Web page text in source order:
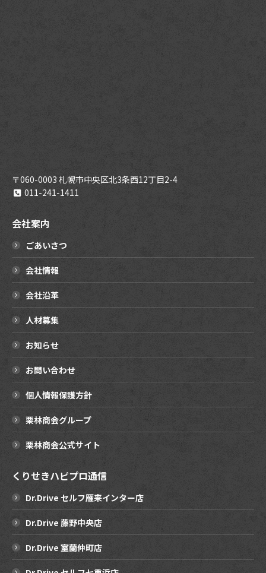
〒060-0003 札幌市中央区北3条西12丁目2-4
011-241-1411
会社案内
ごあいさつ
会社情報
会社沿革
人材募集
お知らせ
お問い合わせ
個人情報保護方針
栗林商会グループ
栗林商会公式サイト
くりせきハピプロ通信
Dr.Drive セルフ雁来インター店
Dr.Drive 藤野中央店
Dr.Drive 室蘭仲町店